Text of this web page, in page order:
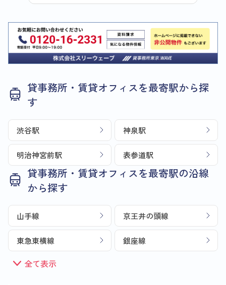
貸事務所・賃貸オフィスを最寄駅から探
す
渋谷駅 神泉駅
明治神宮前駅 表参道駅
貸事務所・賃貸オフィスを最寄駅の沿線
から探す
山手線 京王井の頭線
東急東横線 銀座線
全て表示